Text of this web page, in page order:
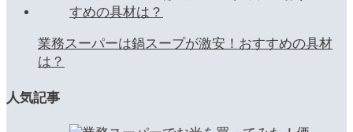
業務スーパーは鍋スープが激安！おすすめの具材
は？
人気記事